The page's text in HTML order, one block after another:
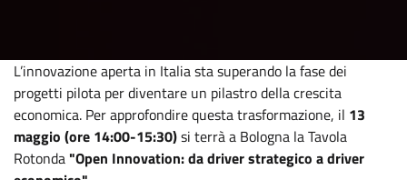
L’innovazione aperta in Italia sta superando la fase dei
progetti pilota per diventare un pilastro della crescita
economica. Per approfondire questa trasformazione, il 13
maggio (ore 14:00-15:30)si terrà a Bologna la Tavola
Rotonda"Open Innovation: da driver strategico a driver